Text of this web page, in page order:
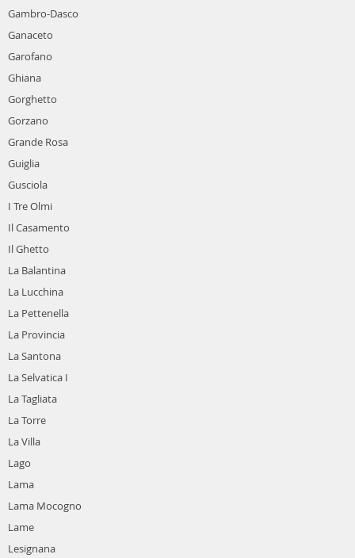
Gambro-Dasco
Ganaceto
Garofano
Ghiana
Gorghetto
Gorzano
Grande Rosa
Guiglia
Gusciola
I Tre Olmi
Il Casamento
Il Ghetto
La Balantina
La Lucchina
La Pettenella
La Provincia
La Santona
La Selvatica I
La Tagliata
La Torre
La Villa
Lago
Lama
Lama Mocogno
Lame
Lesignana